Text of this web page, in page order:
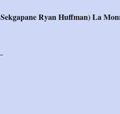
Ryan Huffman) La